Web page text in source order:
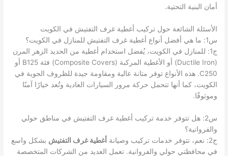
أمان البنية التحتية.
الأسئلة الشائعة حول تركيب أغطية غرف التفتيش في الكويت
س1: ما هي أفضل أنواع أغطية غرف التفتيش للمنازل في الكويت؟
ج1: للمنازل في الكويت، يُفضل استخدام أغطية من الحديد الزهر المرن
(Ductile Iron) أو الأغطية المركبة (Composite Covers) فئة B125 أو
C250. هذه الأنواع توفر متانة عالية ومقاومة جيدة للظروف الجوية في
الكويت، كما أنها تتحمل حركة مرور السيارات العادية وتُعد خيارًا آمنًا
وموثوقًا.
س2: هل تتوفر خدمة تركيب أغطية غرف التفتيش في مناطق حولي
والفروانية؟
ج2: نعم، تتوفر خدمات تركيب وصيانة
أغطية غرف التفتيش بشكل واسع
في محافظتي حولي والفروانية. تعمل العديد من الشركات المتخصصة